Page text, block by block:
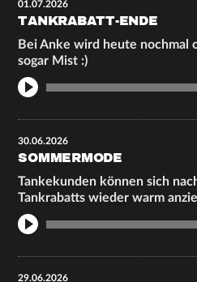
01.07.2026
TANKRABATT-ENDE
Bei Anke wird heute nochmal
sogar Mist :)
30.06.2026
SOMMERMODE
Tankekunden können sich
Tankrabatts wieder warm
29.06.2026